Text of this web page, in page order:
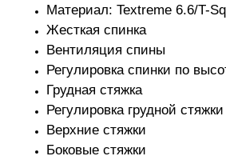
Материал: Textreme 6.6/T-
Жесткая спинка
Вентиляция спины
Регулировка спинки по
Грудная стяжка
Регулировка грудной стяжки
Верхние стяжки
Боковые стяжки